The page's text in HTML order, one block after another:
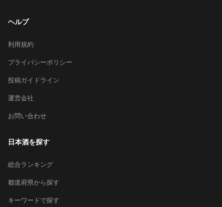
ヘルプ
利用規約
プライバシーポリシー
投稿ガイドライン
運営会社
お問い合わせ
日本酒を探す
総合ランキング
都道府県から探す
キーワードで探す